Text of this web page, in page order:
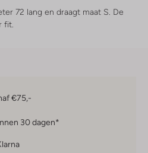
72 lang en draagt maat S. De
fit
€75,-
30 dagen*